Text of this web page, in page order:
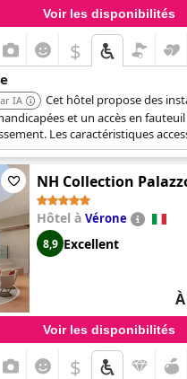
Voir les disponibilités
$
IA
Cet hôtel propose des
et un accès en
Les caractéristiques
un cordon d'appel d'urgence
avec barre d'appui, une douche
accessible. Une signalisation en
disponible.
NH Collection
Hôtel à Vérone
8,9 Excellent
Voir les disponibilités
$